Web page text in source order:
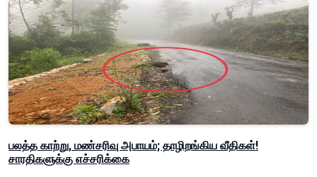
பலத்த காற்று, மண்சரிவு அபாயம்; தாழிறங்கிய வீதிகள்!
சாரதிகளுக்கு எச்சரிக்கை